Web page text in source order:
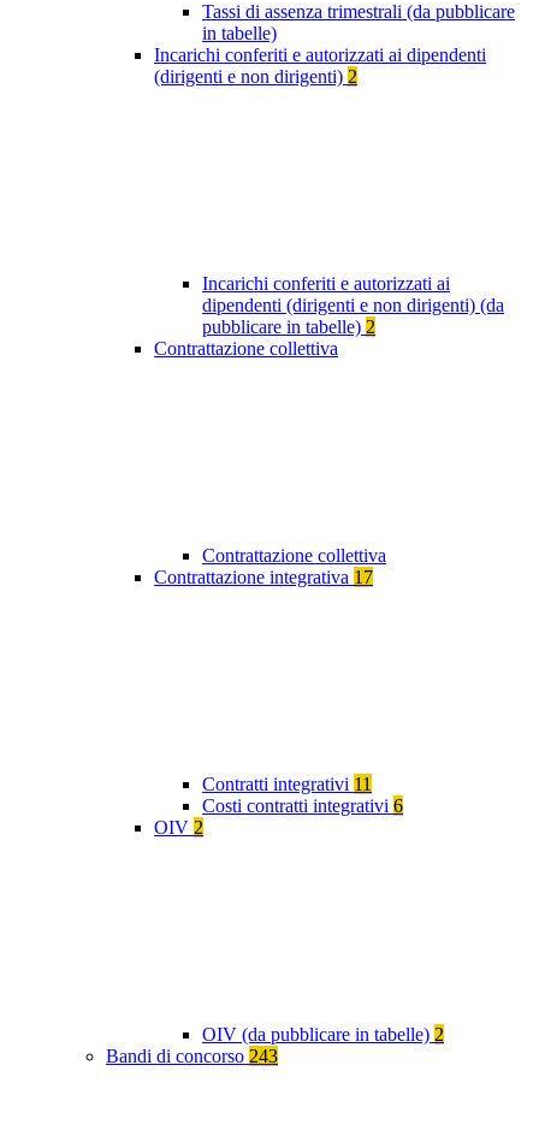
Tassi di assenza trimestrali (da pubblicare
in tabelle)
Incarichi conferiti e autorizzati ai dipendenti
(dirigenti e non dirigenti) 2
Incarichi conferiti e autorizzati ai
dipendenti (dirigenti e non dirigenti) (da
pubblicare in tabelle) 2
Contrattazione collettiva
Contrattazione collettiva
Contrattazione integrativa 17
Contratti integrativi 11
Costi contratti integrativi 6
OIV 2
OIV (da pubblicare in tabelle) 2
Bandi di concorso 243